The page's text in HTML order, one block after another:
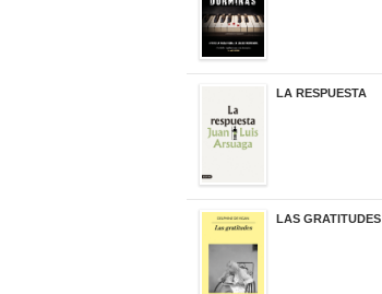
LA RESPUESTA
LAS GRATITUDES